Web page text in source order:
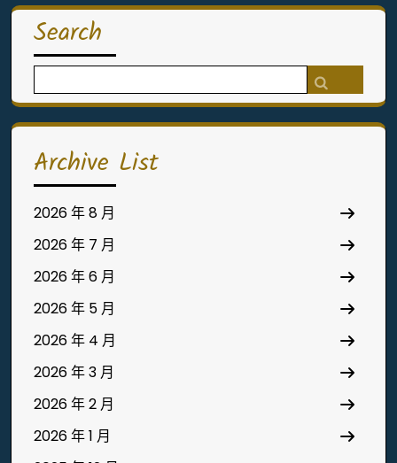
Search
for:
Archive List
2026 年 8 月
2026 年 7 月
2026 年 6 月
2026 年 5 月
2026 年 4 月
2026 年 3 月
2026 年 2 月
2026 年 1 月